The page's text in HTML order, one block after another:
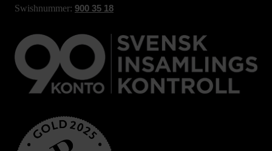
Swishnummer: 900 35 18